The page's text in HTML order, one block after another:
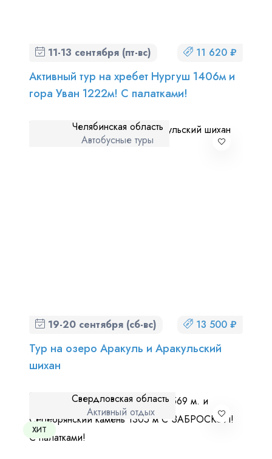
11-13 сентября (пт-вс) 11 620 ₽
Активный тур на хребет Нургуш 1406м и
гора Уван 1222м! С палатками!
Челябинская область
Автобусные туры
19-20 сентября (сб-вс) 13 500 ₽
Тур на озеро Аракуль и Аракульский
шихан
ХИТ
Свердловская область
Активный отдых